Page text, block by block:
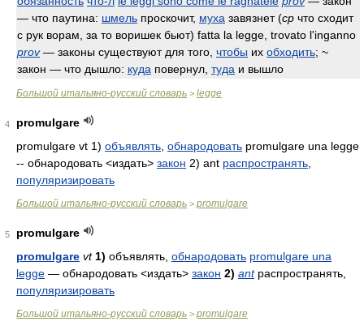
— что паутина: шмель проскочит, муха завязнет (ср что сходит
с рук ворам, за то воришек бьют) fatta la legge, trovato l'inganno
prov — законы существуют для того, чтобы их обходить; ~
закон — что дышло: куда повернул, туда и вышло
Большой итальяно-русский словарь > legge
4
promulgare
promulgare vt 1) объявлять обнародовать promulgare una legge
-- обнародовать <издать> закон 2) ant распространять
популяризировать
Большой итальяно-русский словарь > promulgare
5
promulgare
promulgare vt 1) объявлять, обнародовать promulgare una
legge — обнародовать <издать> закон 2) ant распространять,
популяризировать
Большой итальяно-русский словарь > promulgare